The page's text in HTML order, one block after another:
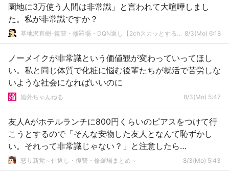
園地に3万使う人間は非常識」と言われて大喧嘩しまし
た。私が非常識ですか？
基地沢直樹-復讐・修羅場・DQN返し【2chスカッとする話まとめ】 8/3(Mo) 6:18
ノーメイクが非常識という価値観が変わっていってほし
い。私と同じ体質で化粧に悩む後輩たちが就活で苦労しな
いような社会になればいいのに
婚外ちゃんねる 8/3(Mo) 5:47
友人Aがホテルランチに800円くらいのピアスをつけて行
こうとするので「そんな安物した友人となんて恥ずかし
い。それって非常識じゃない？」と注意したら…
怒り新党～仕返し・復讐・修羅場まとめ～ 8/3(Mo) 5:43